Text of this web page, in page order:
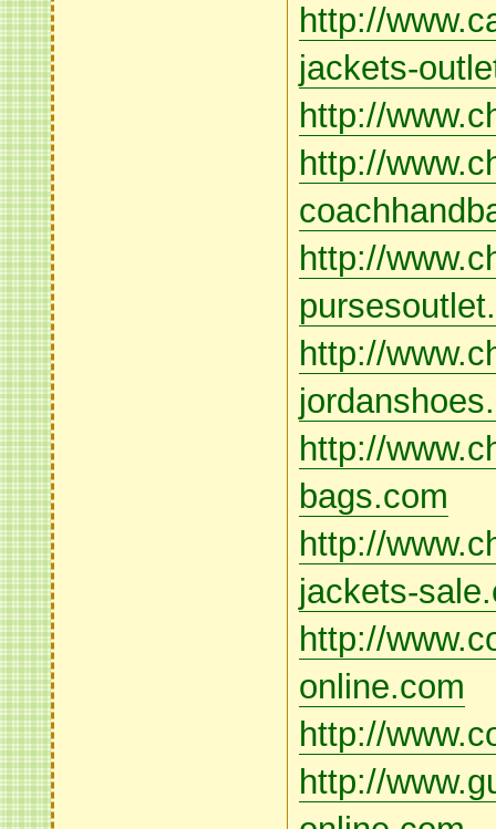
http://
jackets-
http://
http://
http://
http://
http://
bags.com
http://
jackets-
http://
online.com
http://
http://